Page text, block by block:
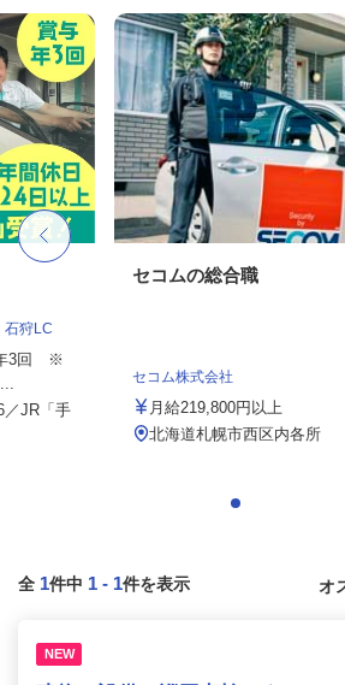
狩LC
年3回 ※
／JR「手
セコムの総合職
セコム株式会社
月給219,800円以上
北海道札幌市西区内各所
全 1件中 1 - 1件を表示
NEW